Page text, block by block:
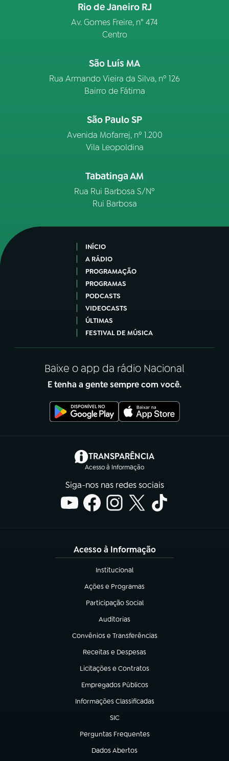
Rio de Janeiro RJ
Av. Gomes Freire, n° 474
Centro
São Luís MA
Rua Armando Vieira da Silva, nº 126
Bairro de Fátima
São Paulo SP
Avenida Mofarrej, nº 1.200
Vila Leopoldina
Tabatinga AM
Rua Rui Barbosa S/Nº
Rui Barbosa
INÍCIO
A RÁDIO
PROGRAMAÇÃO
PROGRAMAS
PODCASTS
VIDEOCASTS
ÚLTIMAS
FESTIVAL DE MÚSICA
Baixe o app da rádio Nacional
E tenha a gente sempre com você.
TRANSPARÊNCIA
Acesso à Informação
(abre em nova aba)
Siga-nos nas redes sociais
Acesso à Informação
Institucional
(abre em nova aba)
Ações e Programas
(abre em nova aba)
Participação Social
(abre em nova aba)
Auditorias
(abre em nova aba)
Convênios e Transferências
(abre em nova aba)
Receitas e Despesas
(abre em nova aba)
Licitações e Contratos
(abre em nova aba)
Empregados Públicos
(abre em nova aba)
Informações Classificadas
(abre em nova aba)
SIC
(abre em nova aba)
Perguntas Frequentes
(abre em nova aba)
Dados Abertos
(abre em nova aba)